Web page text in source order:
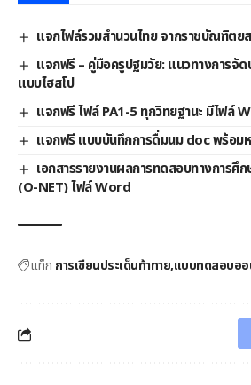
แจกไฟล์รวมสำนวนไทย จากราชบัณฑิตย
แจกฟรี – คู่มือครูปฐมวัย: แนวทางการจัด
แบบไฮสโป
แจกฟรี ไฟล์ PA1-5 ทุกวิทยฐานะ มีไฟล์
แจกฟรี แบบบันทึกการดื่มนม doc พร้อม
เอกสารรายงานผลการทดสอบทางการศึ
(O-NET) ไฟล์ Word
แท็ก การเขียนประเด็นท้าทาย แบบทดสอบอ